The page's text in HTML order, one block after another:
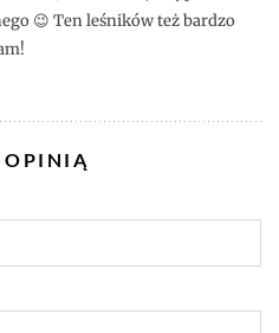
😉 Ten leśników też bardzo
OPINIĄ